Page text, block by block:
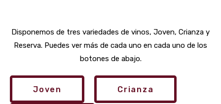
Disponemos de tres variedades de vinos, Joven, Crianza y
Reserva. Puedes ver más de cada uno en cada uno de los
botones de abajo.
Joven Crianza